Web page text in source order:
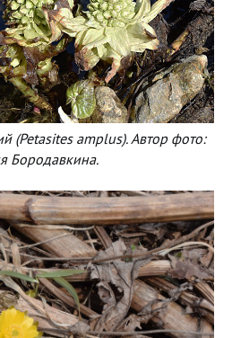
(Petasites amplus). Автор фото:
Бородавкина.